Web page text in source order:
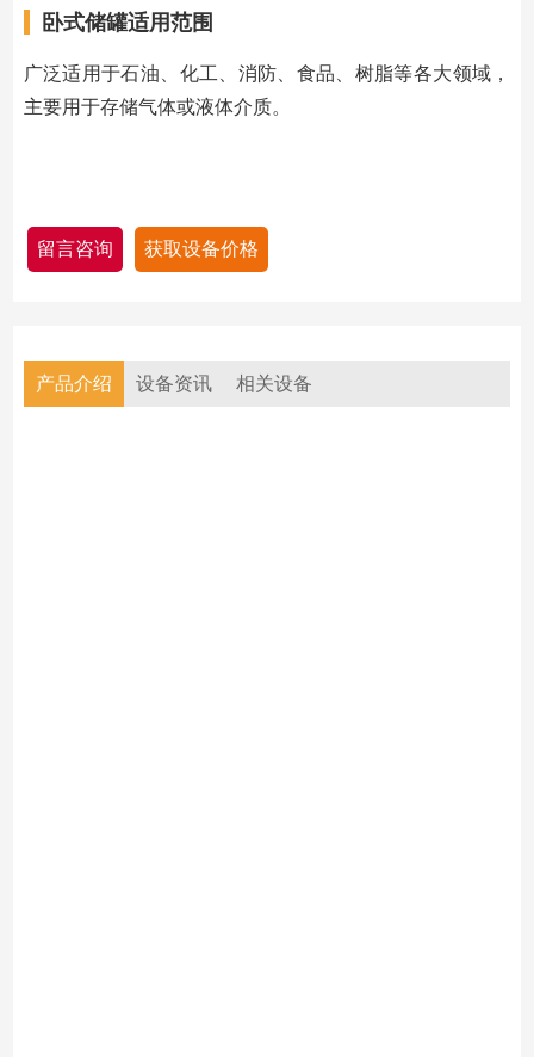
卧式储罐适用范围
广泛适用于石油、化工、消防、食品、树脂等各大领域，
主要用于存储气体或液体介质。
留言咨询 获取设备价格
产品介绍 设备资讯 相关设备